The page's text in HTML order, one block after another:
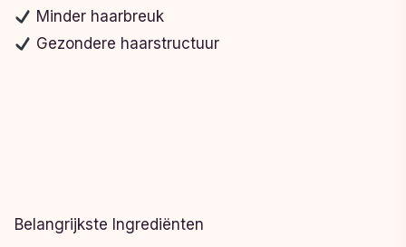
Minder haarbreuk
Gezondere haarstructuur
Belangrijkste Ingrediënten